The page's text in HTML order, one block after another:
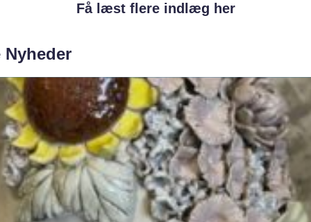
Få læst flere indlæg her
Nyheder